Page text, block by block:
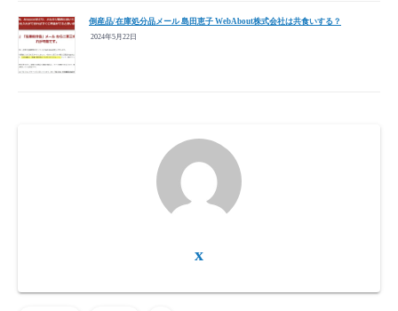
倒産品/在庫処分品メール 島田恵子 WebAbout株式会社は共食いする？
2024年5月22日
x